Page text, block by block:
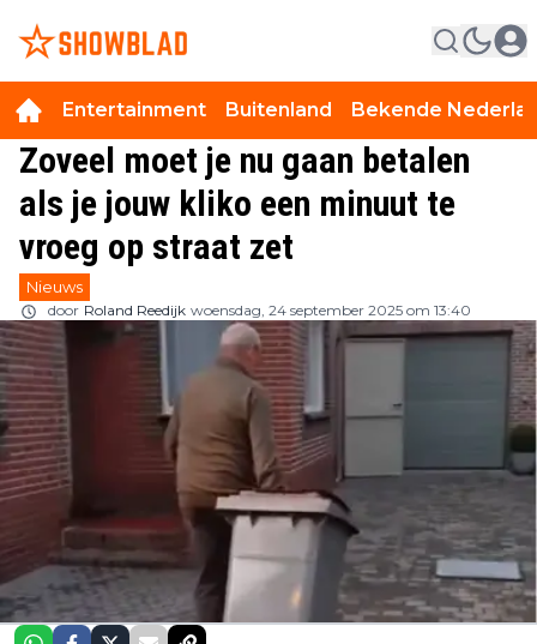
Entertainment Buitenland Bekende
Zoveel moet je nu gaan betalen
als je jouw kliko een minuut te
vroeg op straat zet
Nieuws
door Roland Reedijk woensdag, 24 september 2025 om 13:40